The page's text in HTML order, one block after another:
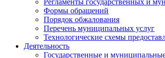
Регламенты государственных и
Формы обращений
Порядок обжалования
Перечень муниципальных услуг
Технологические схемы
Деятельность
Государственные и